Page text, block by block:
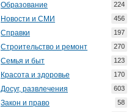
Образование 224
Новости и СМИ 456
Справки 197
Строительство и ремонт 270
Семья и быт 123
Красота и здоровье 170
Досуг, развлечения 603
Закон и право 58